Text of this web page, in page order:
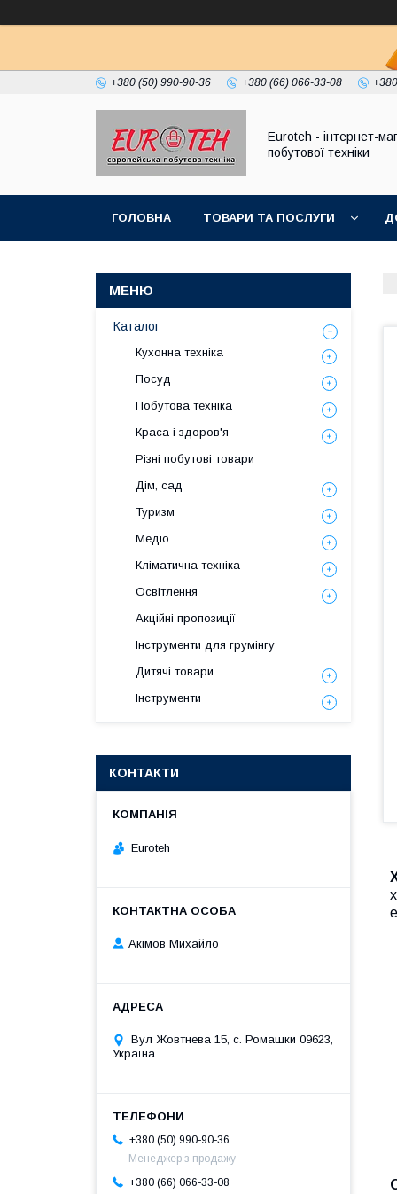
+380 (50) 990-90-36 +380 (66) 066-33-08
Euroteh - інтернет-
побутової техніки
ГОЛОВНА ТОВАРИ ТА ПОСЛУГИ
Каталог
Кухонна техніка
Посуд
Побутова техніка
Краса і здоров'я
Різні побутові товари
Дім, сад
Туризм
Медіо
Кліматична техніка
Освітлення
Акційні пропозиції
Інструменти для грумінгу
Дитячі товари
Інструменти
КОНТАКТИ
Euroteh
Акімов Михайло
Вул Жовтнева 15, с. Ромашки 09623,
Україна
+380 (50) 990-90-36
Менеджер з продажу
+380 (66) 066-33-08